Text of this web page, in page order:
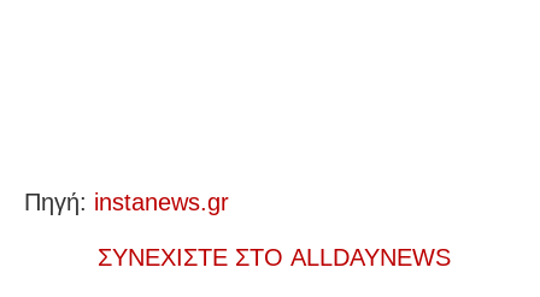
Πηγή: instanews.gr
ΣΥΝΕΧΙΣΤΕ ΣΤΟ ALLDAYNEWS